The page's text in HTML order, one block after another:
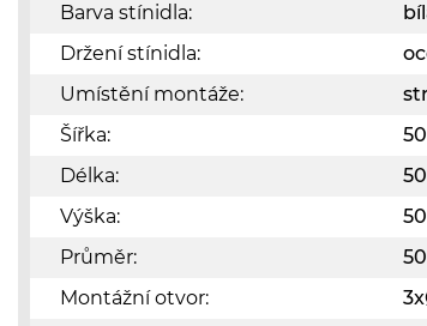
Barva stínidla:
Držení stínidla:
Umístění montáže:
Šířka:
Délka:
Výška:
Průměr:
Montážní otvor: